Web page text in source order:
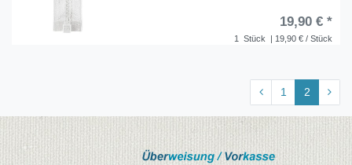
1 Stück | 19,90 € / Stück
19,90 € *
1 2